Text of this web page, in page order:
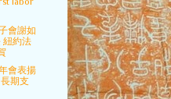
會謝如
紐約法
會表揚
期支